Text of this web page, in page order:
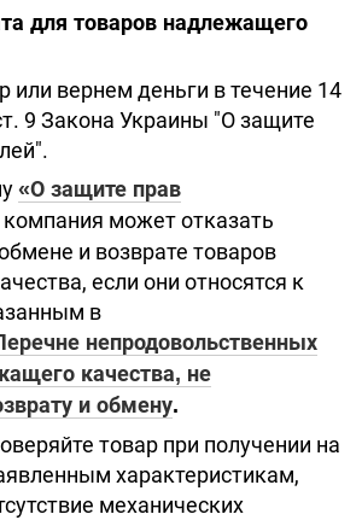
для товаров надлежащего
или вернем деньги в течение 14
9 Закона Украины "О защите
«О защите прав
компания может отказать
и возврате товаров
если они относятся к
в
непродовольственных
качества, не
и обмену.
товар при получении на
характеристикам,
механических